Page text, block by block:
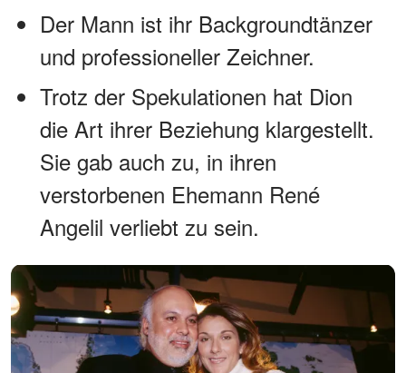
Der Mann ist ihr Backgroundtänzer
und professioneller Zeichner.
Trotz der Spekulationen hat Dion
die Art ihrer Beziehung klargestellt.
Sie gab auch zu, in ihren
verstorbenen Ehemann René
Angelil verliebt zu sein.